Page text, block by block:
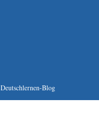
Deutschlernen-Blog